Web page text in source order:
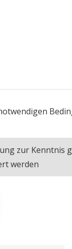
zur Kenntnis
werden